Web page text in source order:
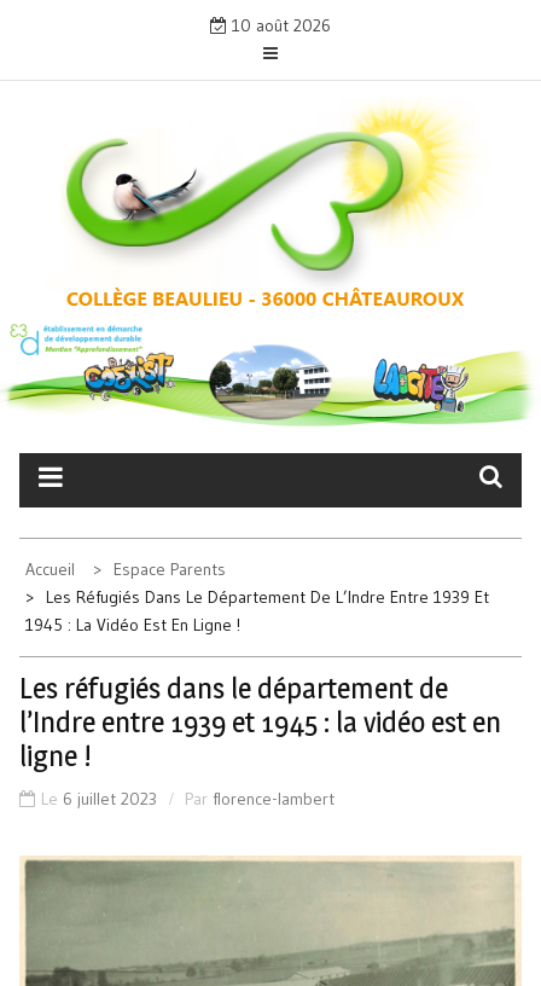
content
10 août 2026
COLLÈGE BEAULIEU –
CHÂTEAUROUX
Accueil
Espace Parents
Les Réfugiés Dans Le Département De L’Indre Entre 1939 Et
1945 : La Vidéo Est En Ligne !
Les réfugiés dans le département de
l’Indre entre 1939 et 1945 : la vidéo est en
ligne !
Le 6 juillet 2023 Par florence-lambert